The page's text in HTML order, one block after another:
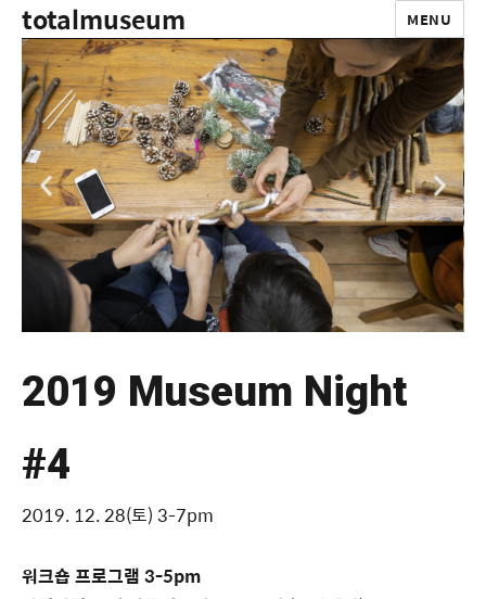
totalmuseum MENU
2019 Museum Night
#4
2019. 12. 28(토) 3-7pm
워크숍 프로그램 3-5pm